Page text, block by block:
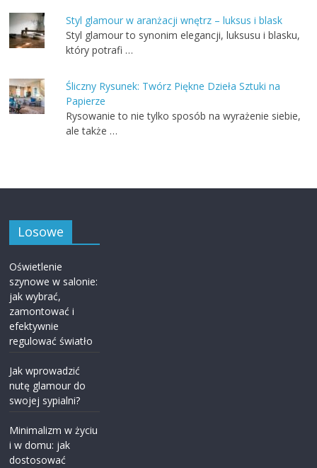
Styl glamour w aranżacji wnętrz – luksus i blask
Styl glamour to synonim elegancji, luksusu i blasku,
który potrafi …
Śliczny Rysunek: Twórz Piękne Dzieła Sztuki na
Papierze
Rysowanie to nie tylko sposób na wyrażenie siebie,
ale także …
Losowe
Oświetlenie
szynowe w salonie:
jak wybrać,
zamontować i
efektywnie
regulować światło
Jak wprowadzić
nutę glamour do
swojej sypialni?
Minimalizm w życiu
i w domu: jak
dostosować